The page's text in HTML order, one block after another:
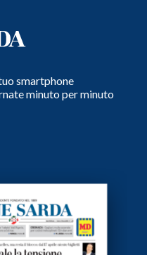
smartphone
minuto per minuto